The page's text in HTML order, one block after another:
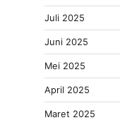
Juli 2025
Juni 2025
Mei 2025
April 2025
Maret 2025